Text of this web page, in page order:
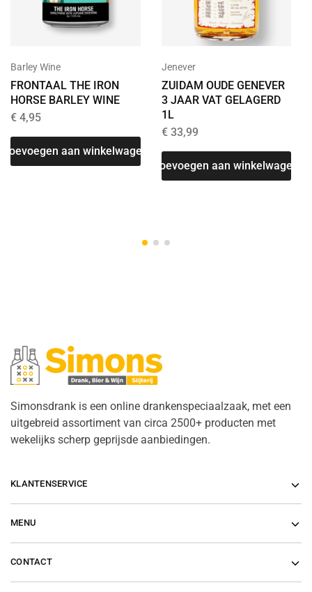
Barley Wine
FRONTAAL THE IRON
HORSE BARLEY WINE
€ 4,95
Toevoegen aan winkelwagen
Jenever
ZUIDAM OUDE GENEVER
3 JAAR VAT GELAGERD
1L
€33,99
Toevoegen aan winkelwagen
Simonsdrank is een online drankenspeciaalzaak, met een
uitgebreid assortiment van circa 2500+ producten met
wekelijks scherp geprijsde aanbiedingen.
KLANTENSERVICE
MENU
CONTACT